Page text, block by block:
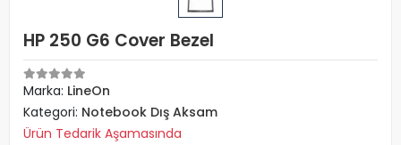
HP 250 G6 Cover Bezel
Marka: LineOn
Kategori: Notebook Dış Aksam
Ürün Tedarik Aşamasında